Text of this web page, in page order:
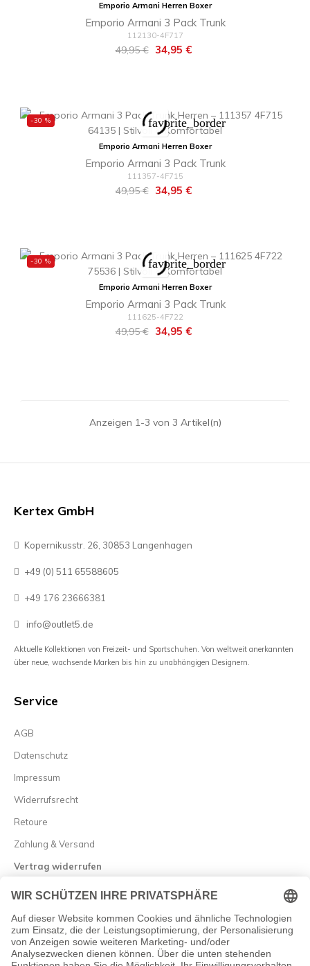
Emporio Armani Herren Boxer
Emporio Armani 3 Pack Trunk
112130-4F717
Regulärer
49,95 € Preis
34,95 €
-30 % favorite_border
Emporio Armani Herren Boxer
Emporio Armani 3 Pack Trunk
111357-4F715
Regulärer
49,95 € Preis
34,95 €
-30 % favorite_border
Emporio Armani Herren Boxer
Emporio Armani 3 Pack Trunk
111625-4F722
Regulärer
49,95 € Preis
34,95 €
Anzeigen 1-3 von 3 Artikel(n)
Kertex GmbH
Kopernikusstr. 26, 30853 Langenhagen
+49 (0) 511 65588605
+49 176 23666381
info@outlet5.de
Aktuelle Kollektionen von Freizeit- und Sportschuhen. Von weltweit anerkannten
über neue, wachsende Marken bis hin zu unabhängigen Designern.
Service
AGB
Datenschutz
Impressum
Widerrufsrecht
Retoure
Zahlung & Versand
Vertrag widerrufen
Allgemein 
Newsletter